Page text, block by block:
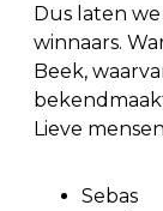
Dus laten
winnaars.
Beek,
Lieve
Sebas